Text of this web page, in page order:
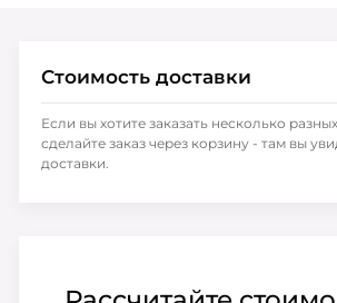
Стоимость доставки
Если вы хотите заказать несколько
сделайте заказ через корзину - там вы
доставки.